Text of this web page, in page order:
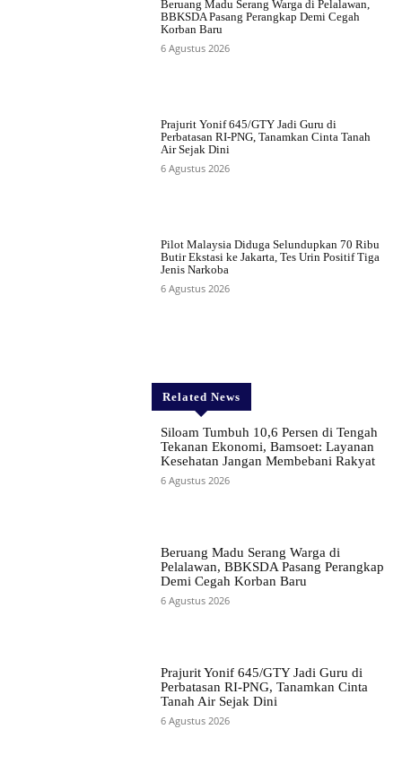
Beruang Madu Serang Warga di Pelalawan,
BBKSDA Pasang Perangkap Demi Cegah
Korban Baru
6 Agustus 2026
Prajurit Yonif 645/GTY Jadi Guru di
Perbatasan RI-PNG, Tanamkan Cinta Tanah
Air Sejak Dini
6 Agustus 2026
Pilot Malaysia Diduga Selundupkan 70 Ribu
Butir Ekstasi ke Jakarta, Tes Urin Positif Tiga
Jenis Narkoba
6 Agustus 2026
Related News
Siloam Tumbuh 10,6 Persen di Tengah
Tekanan Ekonomi, Bamsoet: Layanan
Kesehatan Jangan Membebani Rakyat
6 Agustus 2026
Beruang Madu Serang Warga di
Pelalawan, BBKSDA Pasang Perangkap
Demi Cegah Korban Baru
6 Agustus 2026
Prajurit Yonif 645/GTY Jadi Guru di
Perbatasan RI-PNG, Tanamkan Cinta
Tanah Air Sejak Dini
6 Agustus 2026